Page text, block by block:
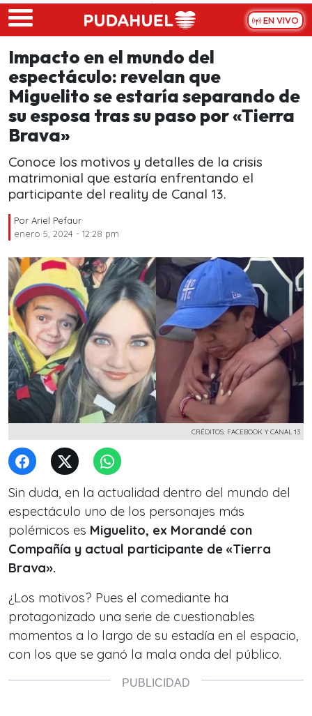
Skip to main content
EN VIVO
Impacto en el mundo del
espectáculo: revelan que
Miguelito se estaría separando de
su esposa tras su paso por «Tierra
Brava»
Conoce los motivos y detalles de la crisis
matrimonial que estaría enfrentando el
participante del reality de Canal 13.
Por Ariel Pefaur
enero 5, 2024 - 12:28 pm
CRÉDITOS: FACEBOOK Y CANAL 13
Sin duda, en la actualidad dentro del mundo del
espectáculo uno de los personajes más
polémicos es Miguelito, ex Morandé con
Compañía y actual participante de «Tierra
Brava».
¿Los motivos? Pues el comediante ha
protagonizado una serie de cuestionables
momentos a lo largo de su estadía en el espacio,
con los que se ganó la mala onda del público.